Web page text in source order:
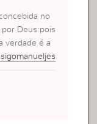
para de
tranformcoe
no
Deus:pois
verdade é a